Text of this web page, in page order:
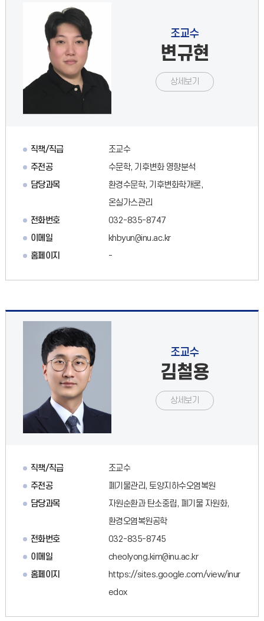
조교수
변규현
상세보기
직책/직급
조교수
주전공
수문학, 기후변화 영향분석
담당과목
환경수문학, 기후변화학개론,
온실가스관리
전화번호
032-835-8747
이메일
khbyun@inu.ac.kr
홈페이지
-
조교수
김철용
상세보기
직책/직급
조교수
주전공
폐기물관리, 토양지하수오염복원
담당과목
자원순환과 탄소중립, 폐기물 자원화,
환경오염복원공학
전화번호
032-835-8745
이메일
cheolyong.kim@inu.ac.kr
홈페이지
https://sites.google.com/view/inur
edox